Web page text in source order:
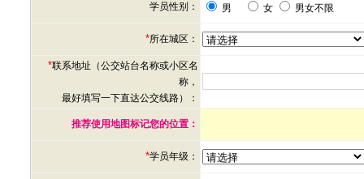
学员性别： 男 女 男女不限
*所在城区：
*联系地址（公交站台名称或小区名
称，
最好填写一下直达公交线路）：
推荐使用地图标记您的位置：
*学员年级：